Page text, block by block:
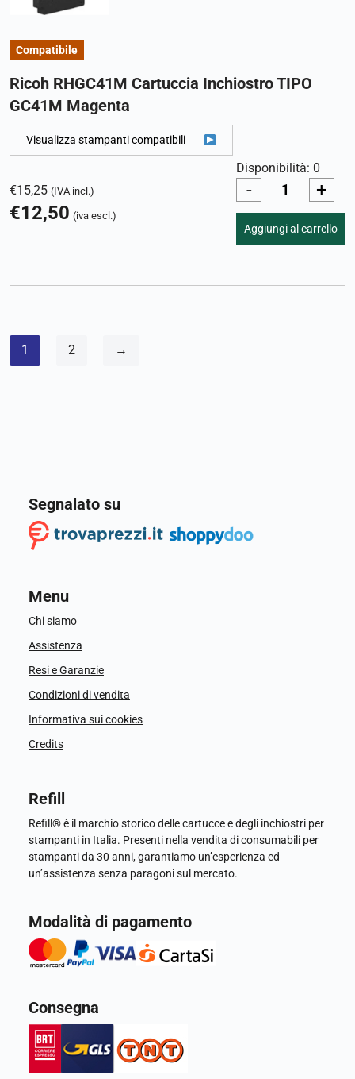
Compatibile
Ricoh RHGC41M Cartuccia Inchiostro TIPO
GC41M Magenta
Visualizza stampanti compatibili
€15,25 (IVA incl.)
€12,50 (iva escl.)
Disponibilità: 0
- +
Aggiungi al carrello
1 2 →
Segnalato su
Menu
Chi siamo
Assistenza
Resi e Garanzie
Condizioni di vendita
Informativa sui cookies
Credits
Refill
Refill® è il marchio storico delle cartucce e degli inchiostri per
stampanti in Italia. Presenti nella vendita di consumabili per
stampanti da 30 anni, garantiamo un’esperienza ed
un’assistenza senza paragoni sul mercato.
Modalità di pagamento
Consegna